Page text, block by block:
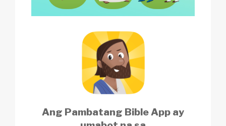
Ang Pambatang Bible App ay